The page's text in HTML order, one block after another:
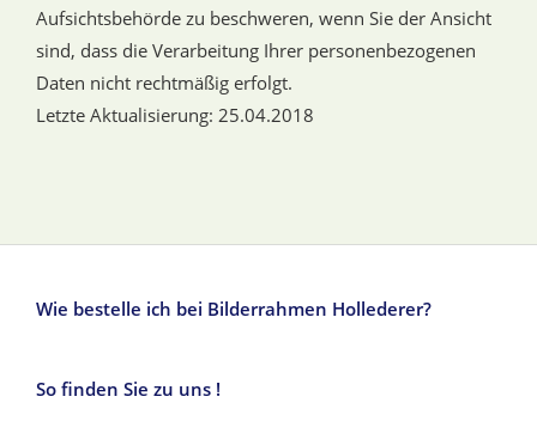
Aufsichtsbehörde zu beschweren, wenn Sie der Ansicht
sind, dass die Verarbeitung Ihrer personenbezogenen
Daten nicht rechtmäßig erfolgt.
Letzte Aktualisierung: 25.04.2018
Wie bestelle ich bei Bilderrahmen Hollederer?
So finden Sie zu uns !